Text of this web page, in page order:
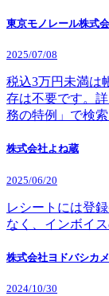
東京モノレール株式
2025/07/08
税込3万円未満は
存は不要です。
務の特例」で検
株式会社よね蔵
2025/06/20
レシートには登
なく、インボイ
株式会社ヨドバシカ
2024/10/30